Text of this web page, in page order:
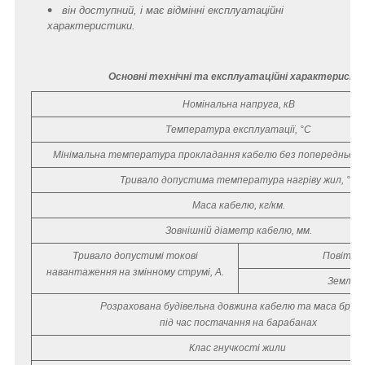
він доступний, і має відмінні експлуатаційні
характеристики.
Основні технічні та експлуатаційні
Номінальна напруга, кВ
Температура експлуатації, °С
Мінімальна температура прокладання кабелю без попереднього
Тривало допустима температура нагріву жил, °С
Маса кабелю, кг/км.
Зовнішній діаметр кабелю, мм.
Тривало допустимі токові
навантаження на змінному струмі, А.
Повітря
Земля
Розрахована будівельна довжина кабелю та маса
під час постачання на барабанах
Клас гнучкості жили